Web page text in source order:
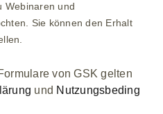
Webinaren und
Sie können den Erhalt
von GSK gelten
und Nutzungsbeding